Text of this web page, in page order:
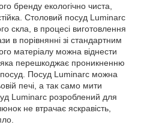
бренду екологічно чиста,
Столовий посуд Luminarc
скла, в процесі виготовлення
в порівнянні зі стандартним
матеріалу можна віднести
перешкоджає проникненню
посуд. Посуд Luminarc можна
печі, а так само мити
Luminarc розроблений для
не втрачає яскравість,